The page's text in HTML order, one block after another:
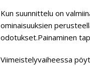
Kun suunnittelu on
ominaisuuksien
odotukset.Painaminen
Viimeistelyvaiheessa